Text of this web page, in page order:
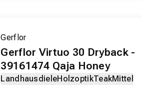
Gerflor
Gerflor Virtuo 30 Dryback -
39161474 Qaja Honey
LandhausdieleHolzoptikTeakMittel